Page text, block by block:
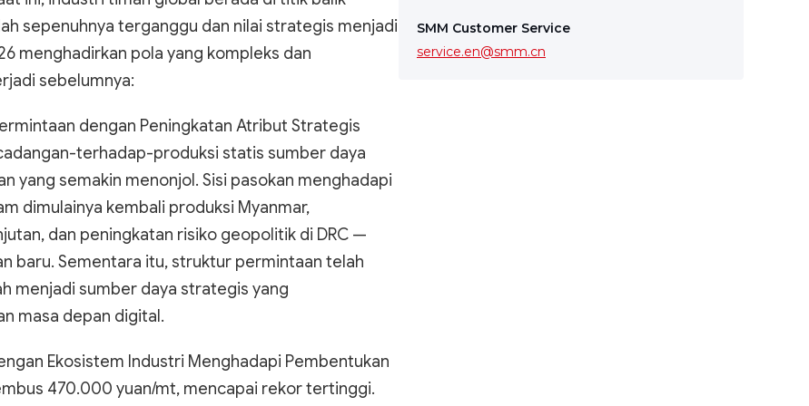
sepenuhnya terganggu dan nilai strategis menjadi
menghadirkan pola yang kompleks dan
sebelumnya:
dengan Peningkatan Atribut Strategis
terhadap-produksi statis sumber daya
yang semakin menonjol. Sisi pasokan menghadapi
dimulainya kembali produksi Myanmar,
dan peningkatan risiko geopolitik di DRC —
baru. Sementara itu, struktur permintaan telah
menjadi sumber daya strategis yang
masa depan digital.
Ekosistem Industri Menghadapi Pembentukan
470.000 yuan/mt, mencapai rekor tertinggi.
SMM Customer Service
service.en@smm.cn